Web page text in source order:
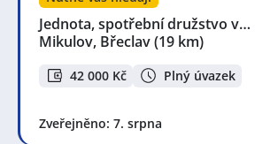
Jednota, spotřební družstvo v…
Mikulov, Břeclav(19 km)
42 000 Kč Plný úvazek
Zveřejněno: 7. srpna